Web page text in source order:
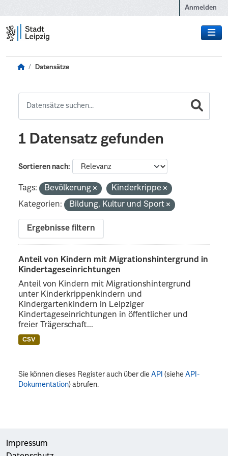
Anmelden
Datensätze
1 Datensatz gefunden
Sortieren nach
Tags: Bevölkerung
Kinderkrippe
Kategorien:
Bildung, Kultur und Sport
Ergebnisse filtern
Anteil von Kindern mit Migrationshintergrund in
Kindertageseinrichtungen
Anteil von Kindern mit Migrationshintergrund
unter Kinderkrippenkindern und
Kindergartenkindern in Leipziger
Kindertageseinrichtungen in öffentlicher und
freier Trägerschaft...
CSV
Sie können dieses Register auch über dieAPI (sieheAPI-
Dokumentation) abrufen.
Impressum